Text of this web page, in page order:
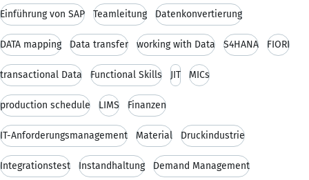
Einführung von SAP Teamleitung Datenkonvertierung
DATA mapping Data transfer working with Data S4HANA FIORI
transactional Data Functional Skills JIT MICs
production schedule LIMS Finanzen
IT-Anforderungsmanagement Material Druckindustrie
Integrationstest Instandhaltung Demand Management